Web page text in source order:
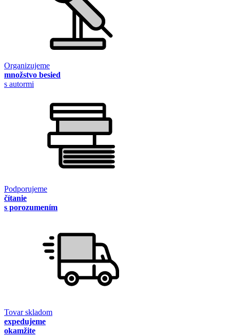
Organizujeme
množstvo besied
s autormi
Podporujeme
čítanie
s porozumením
Tovar skladom
expedujeme
okamžite